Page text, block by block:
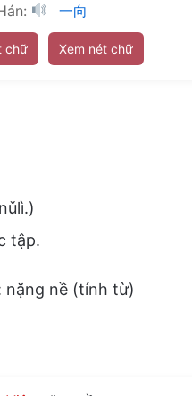
一向
chữ Xem nét chữ
tập.
nặng nề (tính từ)